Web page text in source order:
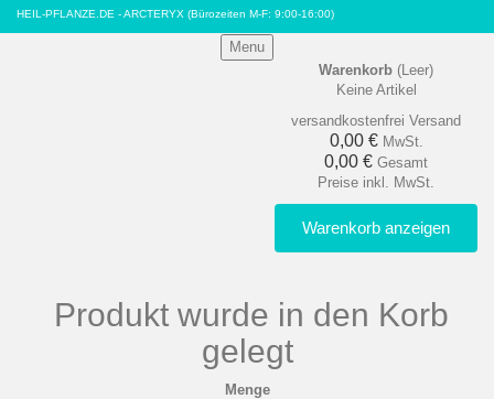
HEIL-PFLANZE.DE - ARCTERYX (Bürozeiten M-F: 9:00-16:00)
Menu
Warenkorb (Leer)
Keine Artikel
versandkostenfrei Versand
0,00 € MwSt.
0,00 € Gesamt
Preise inkl. MwSt.
Warenkorb anzeigen
Produkt wurde in den Korb
gelegt
Menge